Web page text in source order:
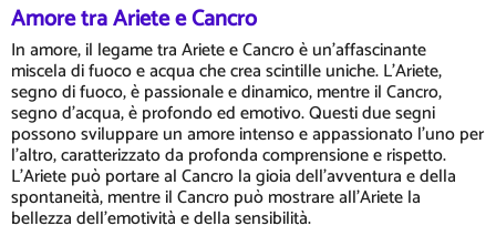
Amore tra Ariete e Cancro
In amore, il legame tra Ariete e Cancro è un'affascinante
miscela di fuoco e acqua che crea scintille uniche. L'Ariete,
segno di fuoco, è passionale e dinamico, mentre il Cancro,
segno d'acqua, è profondo ed emotivo. Questi due segni
possono sviluppare un amore intenso e appassionato l'uno per
l'altro, caratterizzato da profonda comprensione e rispetto.
L'Ariete può portare al Cancro la gioia dell'avventura e della
spontaneità, mentre il Cancro può mostrare all'Ariete la
bellezza dell'emotività e della sensibilità.